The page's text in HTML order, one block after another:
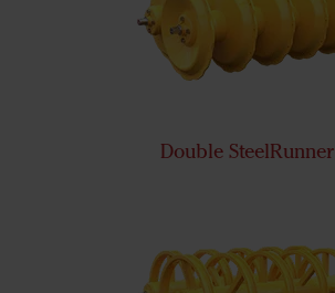
Double SteelRunner